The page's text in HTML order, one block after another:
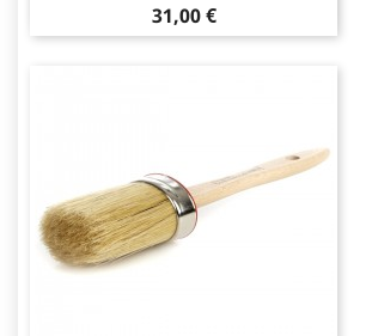
Hinta
31,00 €